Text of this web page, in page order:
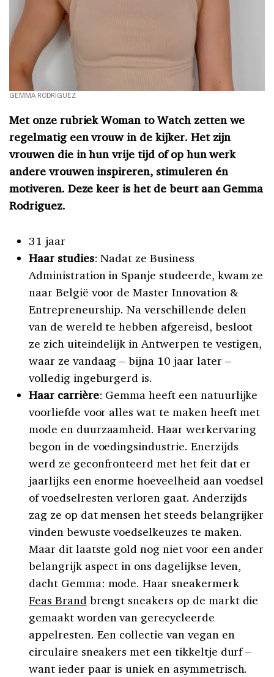
GEMMA RODRIGUEZ
Met onze rubriek Woman to Watch zetten we
regelmatig een vrouw in de kijker. Het zijn
vrouwen die in hun vrije tijd of op hun werk
andere vrouwen inspireren, stimuleren én
motiveren. Deze keer is het de beurt aan Gemma
Rodriguez.
31 jaar
Haar studies: Nadat ze Business
Administration in Spanje studeerde, kwam ze
naar België voor de Master Innovation &
Entrepreneurship. Na verschillende delen
van de wereld te hebben afgereisd, besloot
ze zich uiteindelijk in Antwerpen te vestigen,
waar ze vandaag – bijna 10 jaar later –
volledig ingeburgerd is.
Haar carrière: Gemma heeft een natuurlijke
voorliefde voor alles wat te maken heeft met
mode en duurzaamheid. Haar werkervaring
begon in de voedingsindustrie. Enerzijds
werd ze geconfronteerd met het feit dat er
jaarlijks een enorme hoeveelheid aan voedsel
of voedselresten verloren gaat. Anderzijds
zag ze op dat mensen het steeds belangrijker
vinden bewuste voedselkeuzes te maken.
Maar dit laatste gold nog niet voor een ander
belangrijk aspect in ons dagelijkse leven,
dacht Gemma: mode. Haar sneakermerk
Feas Brandbrengt sneakers op de markt die
gemaakt worden van gerecycleerde
appelresten. Een collectie van vegan en
circulaire sneakers met een tikkeltje durf –
want ieder paar is uniek en asymmetrisch.